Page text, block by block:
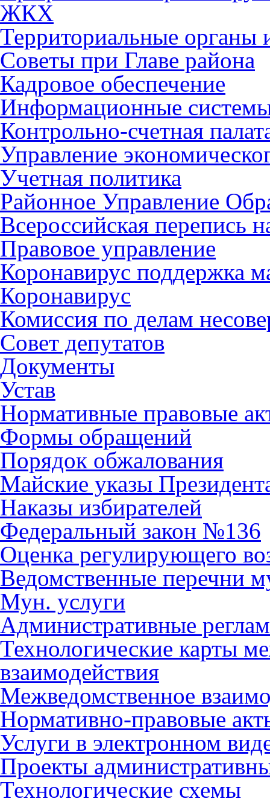
ЖКХ
Территориальные органы
Советы при Главе района
Кадровое обеспечение
Информационные
Контрольно-счетная
Управление
Учетная политика
Районное Управление
Всероссийская перепись
Правовое управление
Коронавирус поддержка
Коронавирус
Комиссия по делам
Совет депутатов
Документы
Устав
Нормативные правовые
Формы обращений
Порядок обжалования
Майские указы
Наказы избирателей
Федеральный закон №136
Оценка регулирующего
Ведомственные перечни
Мун. услуги
Административные
Технологические карты
взаимодействия
Межведомственное
Нормативно-правовые
Услуги в электронном
Проекты
Технологические схемы